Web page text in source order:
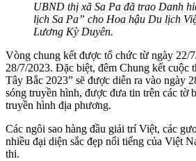
UBND thị xã Sa Pa đã trao Danh
lịch Sa Pa” cho Hoa hậu Du lịch
Lương Kỳ Duyên.
Vòng chung kết được tổ chức từ ngày 22/
28/7/2023. Đặc biệt, đêm Chung kết cuộc
Tây Bắc 2023” sẽ được diễn ra vào ngày
sóng truyền hình, được đưa tin trên các tờ
truyền hình địa phương.
Các ngôi sao hàng đầu giải trí Việt, các
nhiều đại diện sắc đẹp nổi tiếng của Việt
thi.